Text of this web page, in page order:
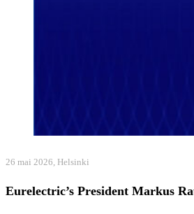
26 mai 2026, Helsinki
Eurelectric’s President Markus